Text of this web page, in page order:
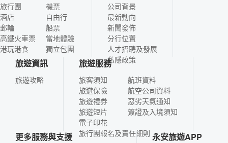
旅行團
酒店
郵輪
高鐵火車票
港玩港食
機票
自由行
船票
當地體驗
獨立包團
公司背景
最新動向
新聞發佈
分行位置
人才招聘及發展
私隱政策
旅遊資訊
旅遊攻略
旅遊服務
旅客須知
旅遊保險
旅遊禮券
旅遊短片
電子印花
航班資料
航空公司資料
惡劣天氣通知
簽證及入境須知
旅行團報名及責任細則
更多服務與支援 永安旅遊APP